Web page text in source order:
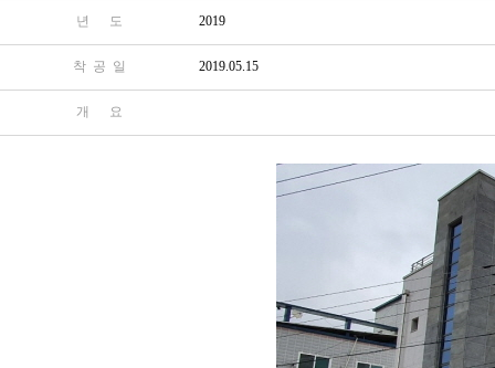
년 도 2019
착 공 일 2019.05.15
개 요